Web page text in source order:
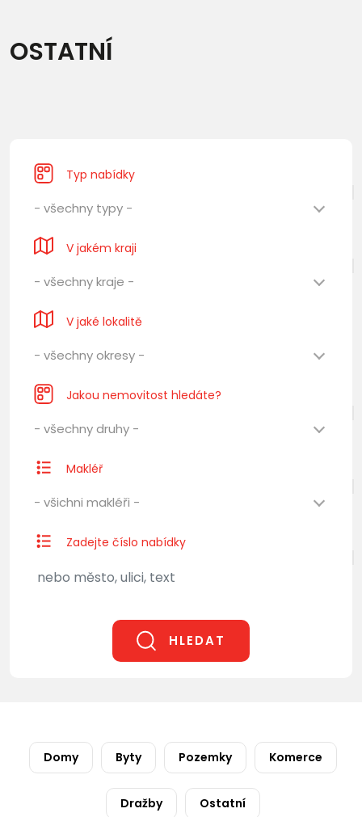
OSTATNÍ
Typ nabídky
- všechny typy -
V jakém kraji
- všechny kraje -
V jaké lokalitě
- všechny okresy -
Jakou nemovitost hledáte?
- všechny druhy -
Makléř
- všichni makléři -
Zadejte číslo nabídky
HLEDAT
Domy Byty Pozemky Komerce
Dražby Ostatní